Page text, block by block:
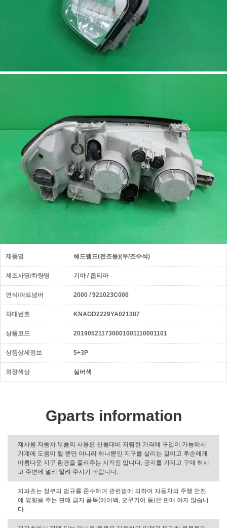
제품명 헤드램프(전조등)(우/조수석)
제조사명/차량명 기아 / 옵티마
연식/파트넘버 2000 / 921023C000
차대번호 KNAGD2229YA021387
상품코드 201905211730001001110001101
상품상세정보 5+3P
외장색상 실버색
Gparts information
재사용 자동차 부품의 사용은 신품대비 저렴한 가격에 구입이 가능해서
가계에 도움이 될 뿐만 아니라 하나뿐인 지구를 살리는 길이고 후손에게
아름다운 지구 환경을 물려주는 시작점 입니다. 긍지를 가지고 구매 하시
고 주변에 널리 알려 주시기 바랍니다.
지파츠는 정부의 법규를 준수하며 관련법에 의하여 자동차의 주행 안전
에 영향을 주는 판매 금지 품목(에어백, 오무기어 등)은 판매 하지 않습니
다.